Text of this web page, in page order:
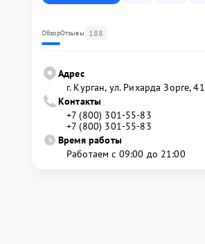
ОбзорОтзывы 188
Адрес
г. Курган, ул. Рихарда Зорге, 41
Контакты
+7 (800) 301-55-83
+7 (800) 301-55-83
Время работы
Работаем с 09:00 до 21:00